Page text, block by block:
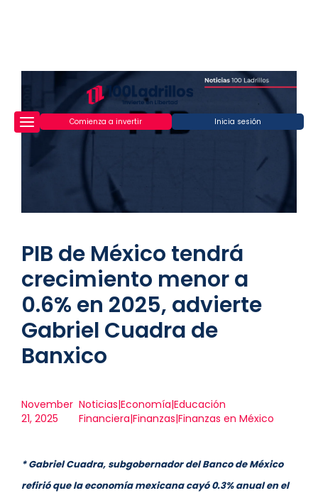
Comienza a invertir Inicia sesión
PIB de México tendrá
crecimiento menor a
0.6% en 2025, advierte
Gabriel Cuadra de
Banxico
November
21, 2025
Noticias|Economía|Educación
Financiera|Finanzas|Finanzas en México
* Gabriel Cuadra, subgobernador del Banco de México
refirió que la economía mexicana cayó 0.3% anual en el